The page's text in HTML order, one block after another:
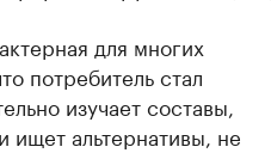
для многих
потребитель стал
изучает составы,
ищет альтернативы, не